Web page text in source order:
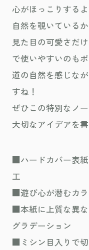
心がほっこりする
自然を覗いている
見た目の可愛さだ
で使いやすいのも
道の自然を感じな
すね！
ぜひこの特別なノ
大切なアイデアを
■ハードカバー表
工
■遊び心が潜むカ
■本紙に上質な異
グラデーション
■ミシン目入りで